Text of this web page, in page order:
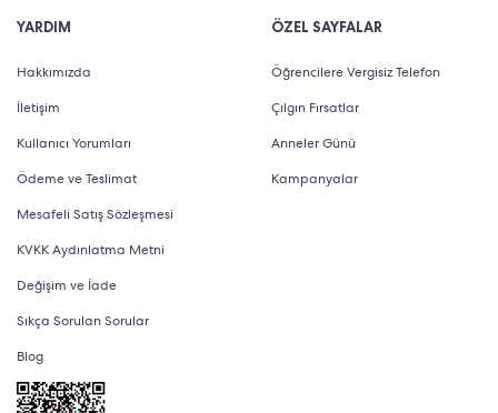
YARDIM
Hakkımızda
İletişim
Kullanıcı Yorumları
Ödeme ve Teslimat
Mesafeli Satış Sözleşmesi
KVKK Aydınlatma Metni
Değişim ve İade
Sıkça Sorulan Sorular
Blog
ÖZEL SAYFALAR
Öğrencilere Vergisiz Telefon
Çılgın Fırsatlar
Anneler Günü
Kampanyalar